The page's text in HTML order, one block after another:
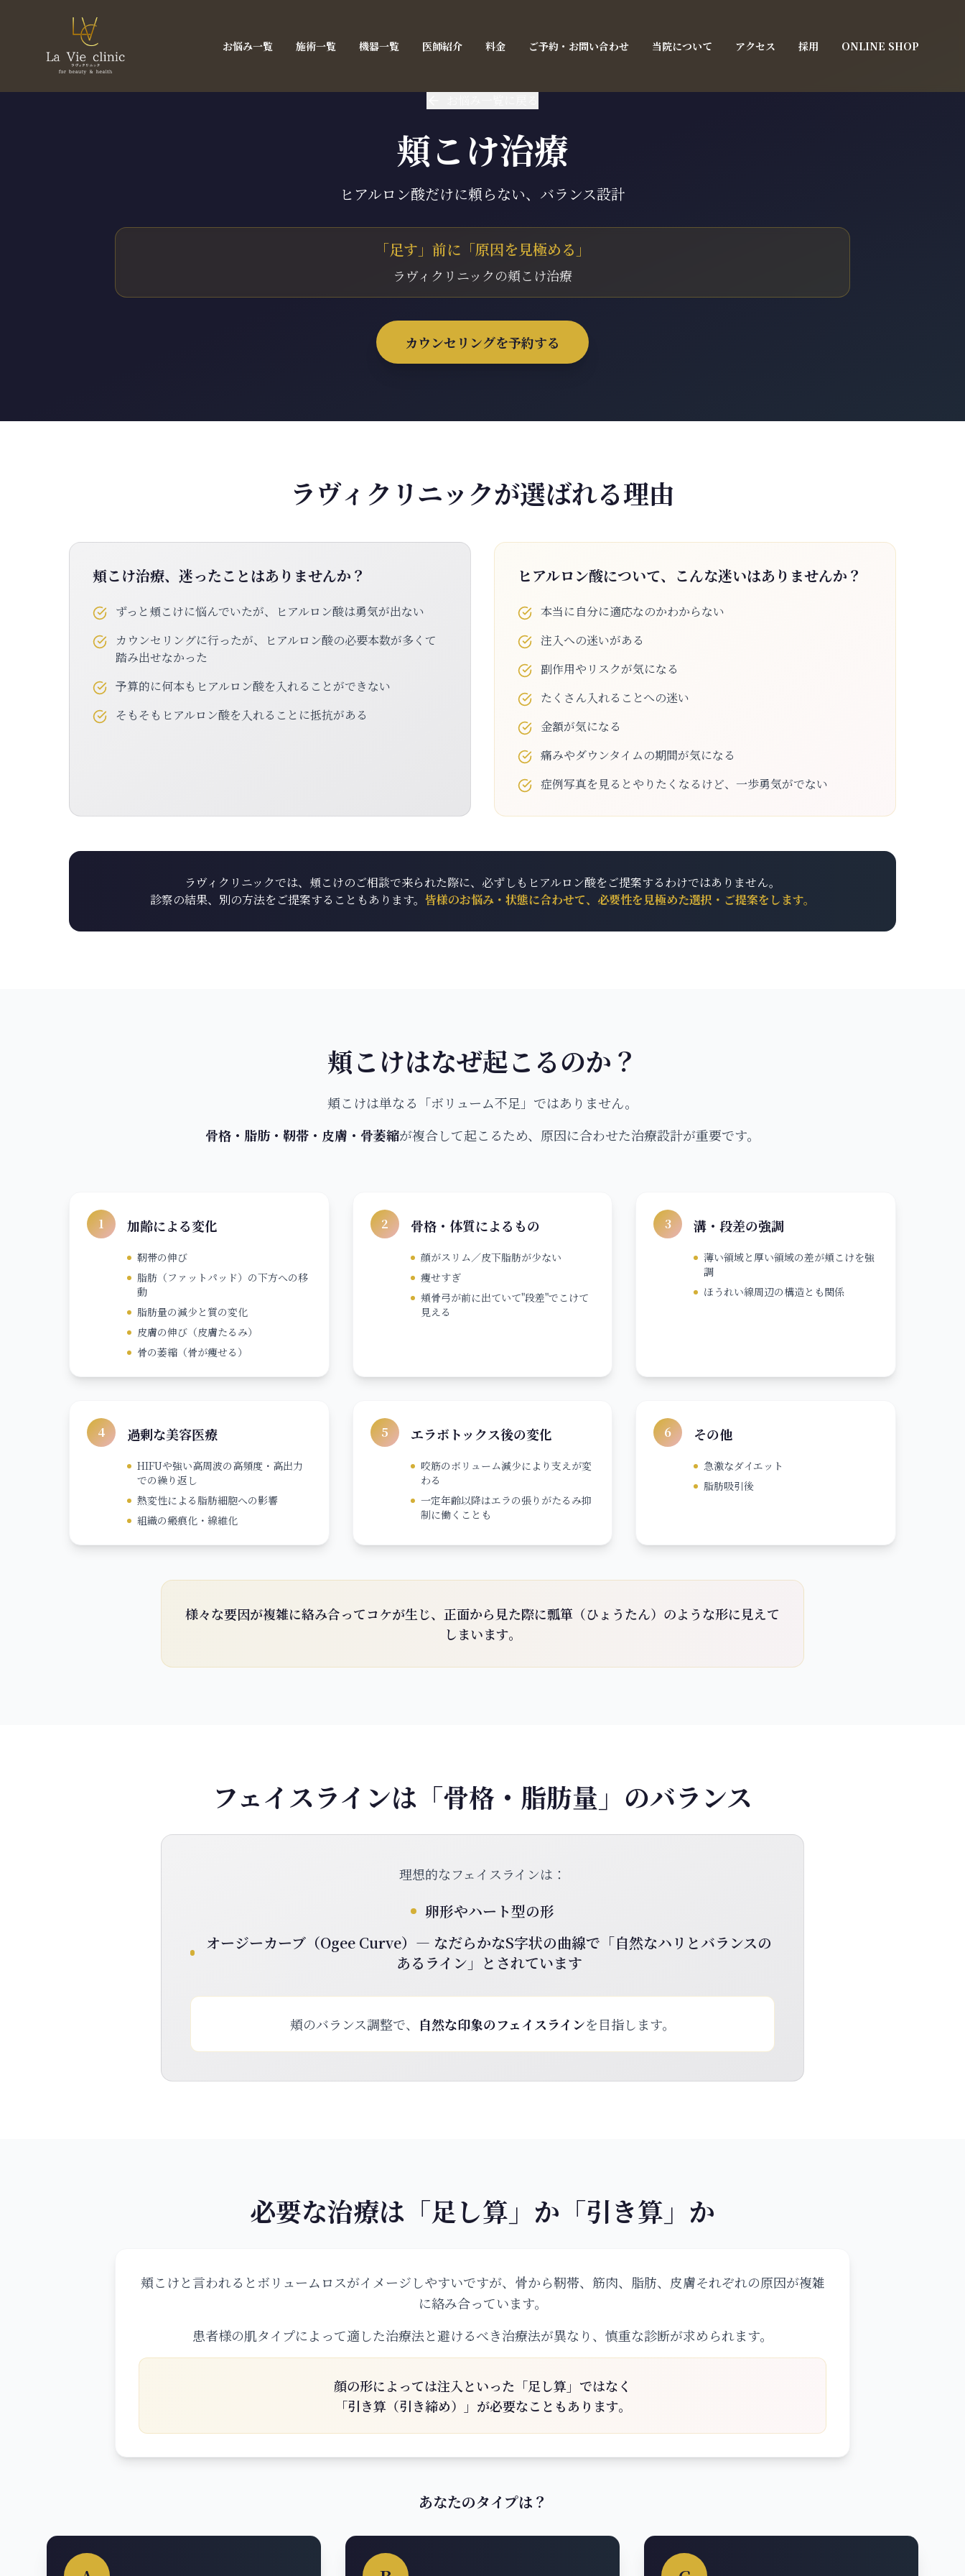
お悩み一覧 施術一覧 機器一覧 医師紹介 料金 ご予約・お問い合わせ 当院について アクセス 採用 ONLINE SHOP
頬こけ治療
ヒアルロン酸だけに頼らない、バランス設計
「足す」前に「原因を見極める」
ラヴィクリニックの頬こけ治療
カウンセリングを予約する
ラヴィクリニックが選ばれる理由
頬こけ治療、迷ったことはありませんか？
ずっと頬こけに悩んでいたが、ヒアルロン酸は勇気が出ない
カウンセリングに行ったが、ヒアルロン酸の必要本数が多くて
踏み出せなかった
予算的に何本もヒアルロン酸を入れることができない
そもそもヒアルロン酸を入れることに抵抗がある
ヒアルロン酸について、こんな迷いはありませんか？
本当に自分に適応なのかわからない
注入への迷いがある
副作用やリスクが気になる
たくさん入れることへの迷い
金額が気になる
痛みやダウンタイムの期間が気になる
症例写真を見るとやりたくなるけど、一歩勇気がでない
ラヴィクリニックでは、頬こけのご相談で来られた際に、必ずしもヒアルロン酸をご提案するわけではありません。
診察の結果、別の方法をご提案することもあります。 皆様のお悩み・状態に合わせて、必要性を見極めた選択・ご提案をします。
頬こけはなぜ起こるのか？
頬こけは単なる「ボリューム不足」ではありません。
骨格・脂肪・靭帯・皮膚・骨萎縮が複合して起こるため、原因に合わせた治療設計が重要です。
1 加齢による変化
靭帯の伸び
脂肪（ファットパッド）の下方への移
動
脂肪量の減少と質の変化
皮膚の伸び（皮膚たるみ）
骨の萎縮（骨が痩せる）
2 骨格・体質によるもの
顔がスリム／皮下脂肪が少ない
痩せすぎ
頬骨弓が前に出ていて"段差"でこけて
見える
3 溝・段差の強調
薄い領域と厚い領域の差が頬こけを強
調
ほうれい線周辺の構造とも関係
4 過剰な美容医療
HIFUや強い高周波の高頻度・高出力
での繰り返し
熱変性による脂肪細胞への影響
組織の瘢痕化・線維化
5 エラボトックス後の変化
咬筋のボリューム減少により支えが変
わる
一定年齢以降はエラの張りがたるみ抑
制に働くことも
6 その他
急激なダイエット
脂肪吸引後
様々な要因が複雑に絡み合ってコケが生じ、正面から見た際に瓢箪（ひょうたん）のような形に見えて
しまいます。
フェイスラインは「骨格・脂肪量」のバランス
理想的なフェイスラインは：
卵形やハート型の形
オージーカーブ（Ogee Curve）― なだらかなS字状の曲線で「自然なハリとバランスの
あるライン」とされています
頬のバランス調整で、 自然な印象のフェイスラインを目指します。
必要な治療は「足し算」か「引き算」か
頬こけと言われるとボリュームロスがイメージしやすいですが、骨から靭帯、筋肉、脂肪、皮膚それぞれの原因が複雑
に絡み合っています。
患者様の肌タイプによって適した治療法と避けるべき治療法が異なり、慎重な診断が求められます。
顔の形によっては注入といった「足し算」ではなく
「引き算（引き締め）」が必要なこともあります。
あなたのタイプは？